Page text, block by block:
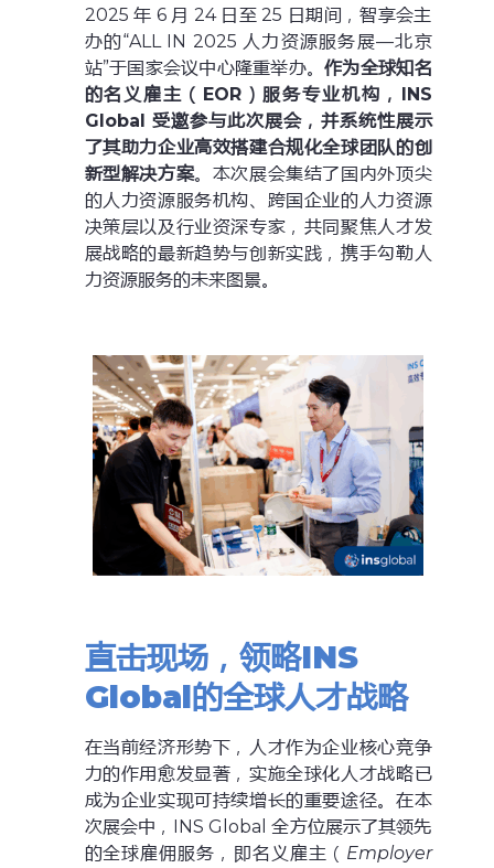
2025 年 6 月 24 日至 25 日期间，智享会主
办的“ALL IN 2025 人力资源服务展—北京
站”于国家会议中心隆重举办。作为全球知名
的名义雇主（EOR）服务专业机构，INS
Global 受邀参与此次展会，并系统性展示
了其助力企业高效搭建合规化全球团队的创
新型解决方案。本次展会集结了国内外顶尖
的人力资源服务机构、跨国企业的人力资源
决策层以及行业资深专家，共同聚焦人才发
展战略的最新趋势与创新实践，携手勾勒人
力资源服务的未来图景。
直击现场，领略INS
Global的全球人才战略
在当前经济形势下，人才作为企业核心竞争
力的作用愈发显著，实施全球化人才战略已
成为企业实现可持续增长的重要途径。在本
次展会中，INS Global 全方位展示了其领先
的全球雇佣服务，即名义雇主（ Employer